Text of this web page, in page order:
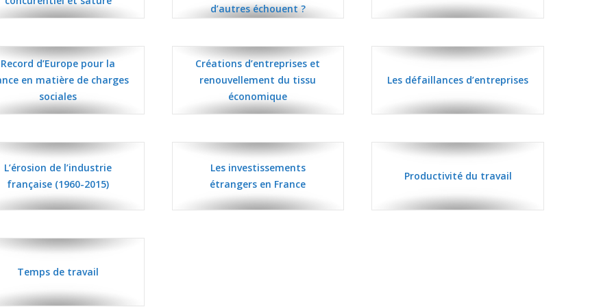
d’autres échouent ?
Record d’Europe pour la
en matière de charges
sociales
Créations d’entreprises et
renouvellement du tissu
économique
Les défaillances d’entreprises
L’érosion de l’industrie
française (1960-2015)
Les investissements
étrangers en France
Productivité du travail
Temps de travail